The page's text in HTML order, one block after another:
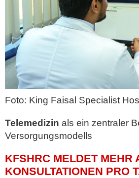
Foto: King Faisal Specialist
Telemedizin als ein zentraler
Versorgungsmodells
KFSHRC MELDET MEHR
KONSULTATIONEN PRO